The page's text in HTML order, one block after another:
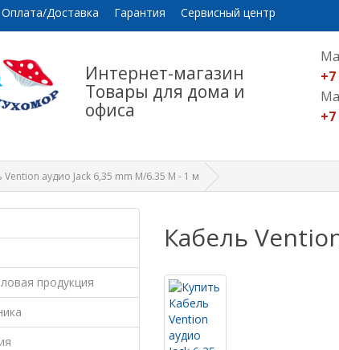
Оплата/Доставка Гарантия Сервисный центр
Интернет-магазин
Товары для дома и
офиса
Vention аудио Jack 6,35 mm M/6.35 M - 1 м
продукция
Кабель